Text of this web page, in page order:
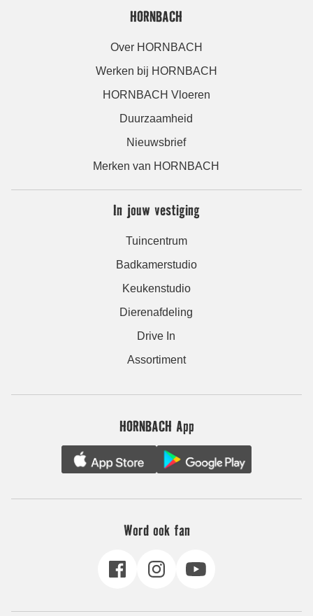
HORNBACH
Over HORNBACH
Werken bij HORNBACH
HORNBACH Vloeren
Duurzaamheid
Nieuwsbrief
Merken van HORNBACH
In jouw vestiging
Tuincentrum
Badkamerstudio
Keukenstudio
Dierenafdeling
Drive In
Assortiment
HORNBACH App
Word ook fan